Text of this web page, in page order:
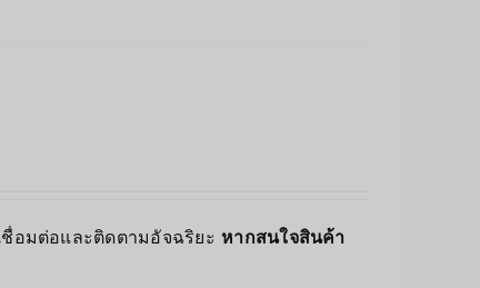
อมต่อและติดตามอัจฉริยะ หากสนใจสินค้า